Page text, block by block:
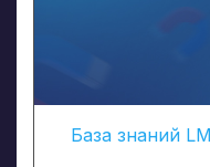
База знаний LM